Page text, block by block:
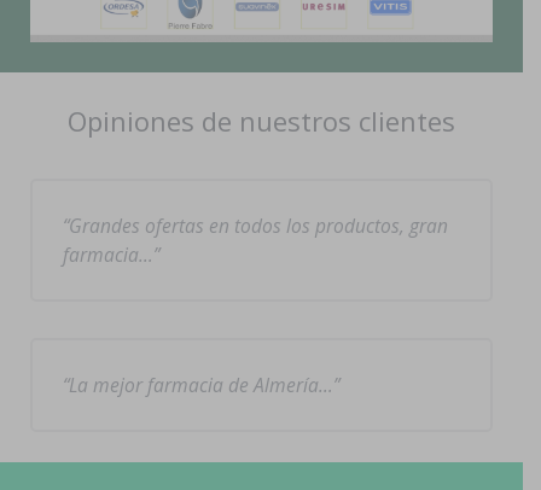
Opiniones de nuestros clientes
Grandes ofertas en todos los productos, gran
farmacia…
La mejor farmacia de Almería…